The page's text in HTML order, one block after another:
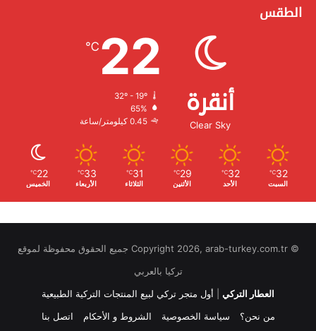
الطقس
أنقرة
Clear Sky
22
℃
32º - 19º
الرطوبة:
الرياح:0.45 كيلومتر/ساعة
32
℃
السبت
32
℃
الأحد
29
℃
الأثنين
31
℃
الثلاثاء
33
℃
الأربعاء
22
℃
الخميس
© Copyright 2026, arab-turkey.com.tr جميع الحقوق محفوظة لموقع
تركيا بالعربي
العطار التركي
أول متجر تركي لبيع المنتجات التركية الطبيعية
من نحن؟
سياسة الخصوصية الشروط و الأحكام اتصل بنا